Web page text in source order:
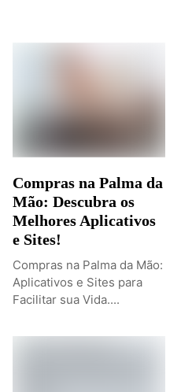
Compras na Palma da
Mão: Descubra os
Melhores Aplicativos
e Sites!
Compras na Palma da Mão:
Aplicativos e Sites para
Facilitar sua Vida....